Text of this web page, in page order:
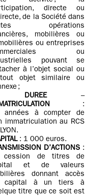
directe ou
de la Société dans
opérations
mobilières ou
ou entreprises
ou
pouvant se
à l’objet social ou
objet similaire ou
;
DUREE–
:
années à compter de
immatriculation au RCS
: 1 000 euros.
D’ACTIONS :
cession de titres de
et de valeurs
donnant accès
capital à un tiers à
titre que ce soit est